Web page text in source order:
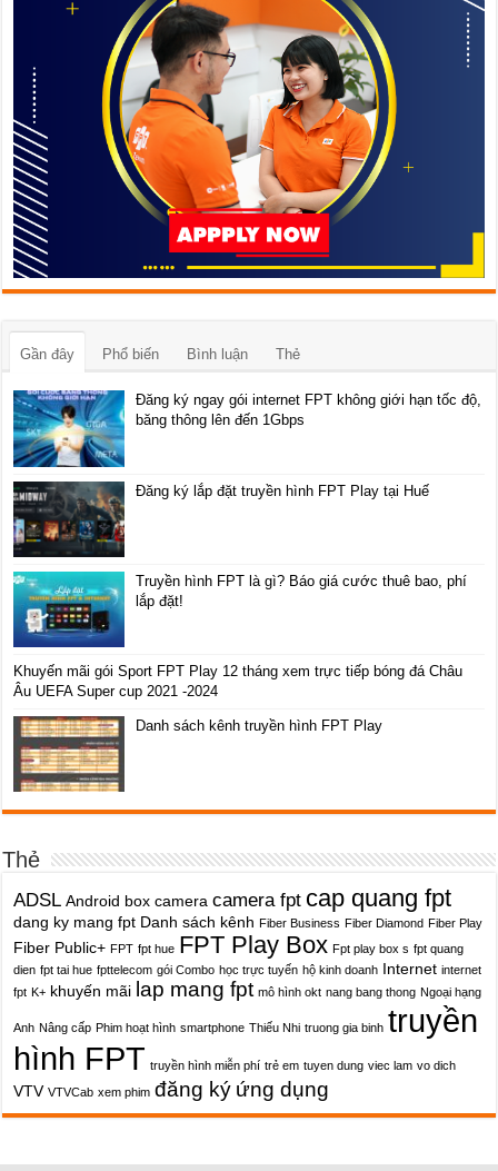
Gần đây Phổ biến Bình luận Thẻ
Đăng ký ngay gói internet FPT không giới hạn tốc độ,
băng thông lên đến 1Gbps
Đăng ký lắp đặt truyền hình FPT Play tại Huế
Truyền hình FPT là gì? Báo giá cước thuê bao, phí
lắp đặt!
Khuyến mãi gói Sport FPT Play 12 tháng xem trực tiếp bóng đá Châu
Âu UEFA Super cup 2021 -2024
Danh sách kênh truyền hình FPT Play
Thẻ
ADSL Android box camera camera fpt cap quang fpt
dang ky mang fpt Danh sách kênh Fiber Business Fiber Diamond Fiber Play
Fiber Public+ FPT fpt hue FPT Play Box Fpt play box s fpt quang
dien fpt tai hue fpttelecom gói Combo học trực tuyến hộ kinh doanh Internet internet
fpt K+ khuyến mãi lap mang fpt mô hình okt nang bang thong Ngoại hạng
Anh Nâng cấp Phim hoạt hình smartphone Thiếu Nhi truong gia binh truyền
hình FPT truyền hình miễn phí trẻ em tuyen dung viec lam vo dich
VTV VTVCab xem phim đăng ký ứng dụng